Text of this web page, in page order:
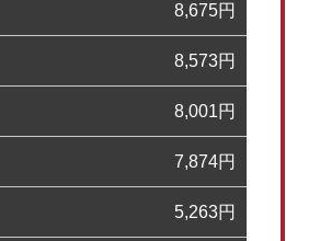
8,675円
8,573円
8,001円
7,874円
5,263円